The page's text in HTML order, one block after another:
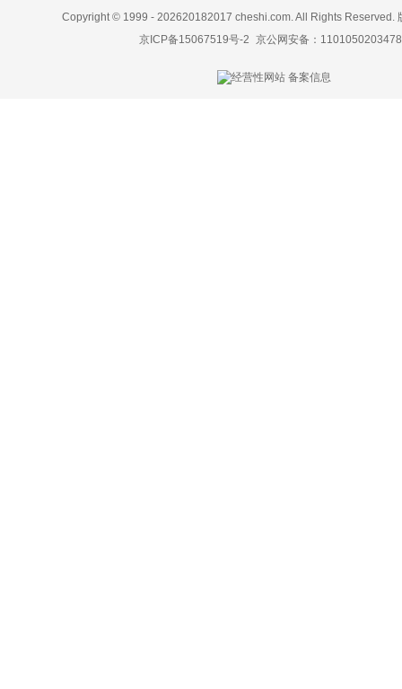
上传图片最多
Copyright © 1999 - 202620182017 cheshi.com. All Rights Reserved.
京ICP备15067519号-2 京公网安备：